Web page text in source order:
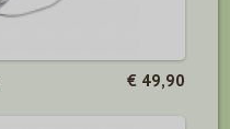
€ 49,90